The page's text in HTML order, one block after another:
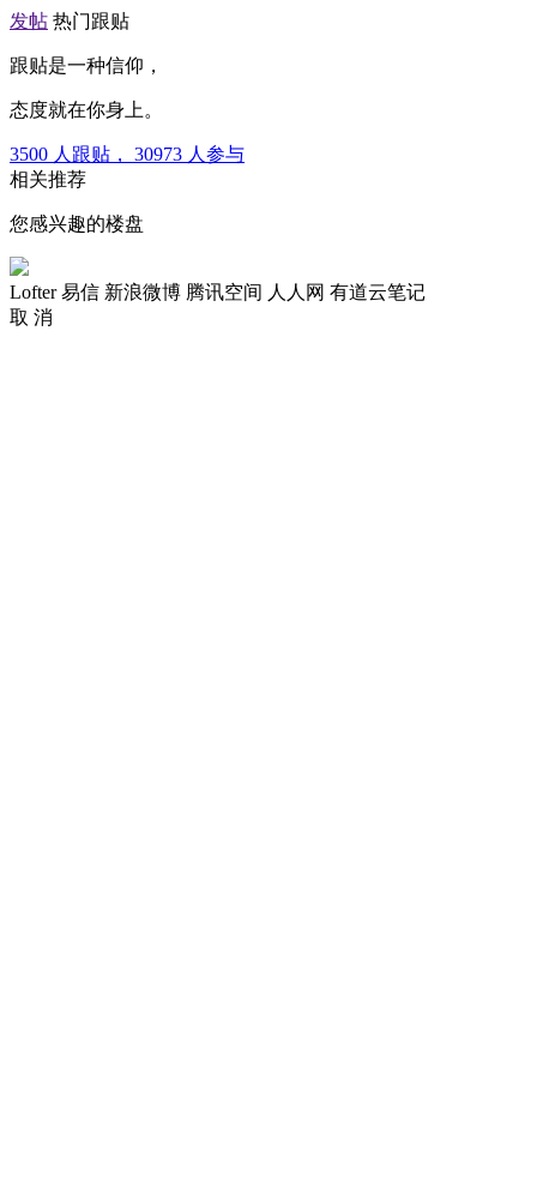
发帖 热门跟贴
跟贴是一种信仰，
态度就在你身上。
3500 人跟贴， 30973 人参与
相关推荐
您感兴趣的楼盘
Lofter 易信 新浪微博 腾讯空间 人人网 有道云笔记
取 消